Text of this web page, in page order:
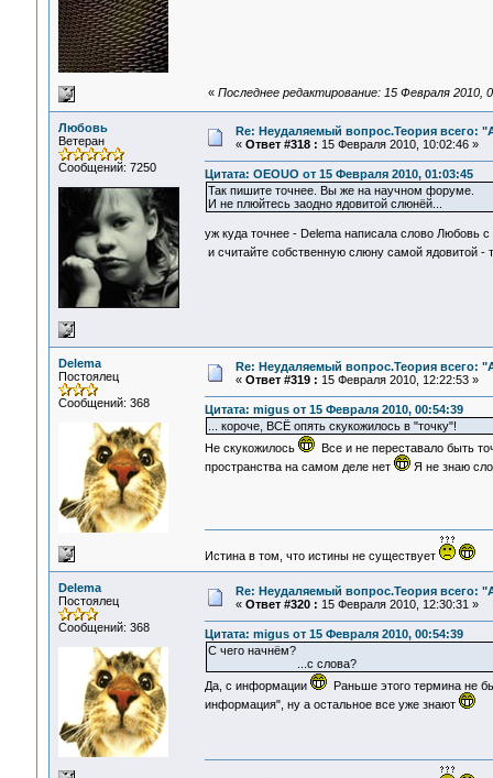
« Последнее редактирование: 15 Февраля 2010,
Любовь
Ветеран
Сообщений: 7250
Re: Неудаляемый вопрос.Теория всего:
« Ответ #318 : 15 Февраля 2010, 10:02:46 »
Цитата: OEOUO от 15 Февраля 2010, 01:03:45
Так пишите точнее. Вы же на научном форуме.
И не плюйтесь заодно ядовитой слюнёй...
уж куда точнее - Delema написала слово Любовь
и считайте собственную слюну самой ядовитой -
Delema
Постоялец
Сообщений: 368
Re: Неудаляемый вопрос.Теория всего:
« Ответ #319 : 15 Февраля 2010, 12:22:53 »
Цитата: migus от 15 Февраля 2010, 00:54:39
... короче, ВСЁ опять скукожилось в "точку"!
Не скукожилось
Все и не переставало быть
пространства на самом деле нет
Я не знаю
Истина в том, что истины не существует
Delema
Постоялец
Сообщений: 368
Re: Неудаляемый вопрос.Теория всего:
« Ответ #320 : 15 Февраля 2010, 12:30:31 »
Цитата: migus от 15 Февраля 2010, 00:54:39
С чего начнём?
...с слова?
Да, с информации
Раньше этого термина не
информация", ну а остальное все уже знают